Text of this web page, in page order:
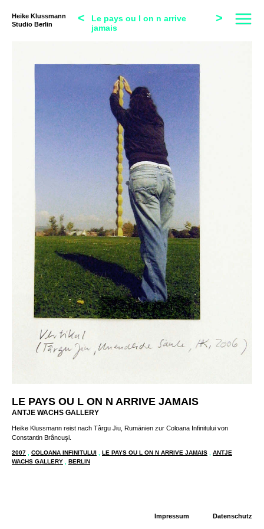
Heike Klussmann
Studio Berlin
<
Le pays ou l on n arrive
jamais
>
LE PAYS OU L ON N ARRIVE JAMAIS
ANTJE WACHS GALLERY
Heike Klussmann reist nach Târgu Jiu, Rumänien zur Coloana Infinitului von
Constantin Brâncuşi.
2007 COLOANA INFINITULUI LE PAYS OU L ON N ARRIVE JAMAIS
ANTJE
WACHS GALLERY
BERLIN
Impressum Datenschutz